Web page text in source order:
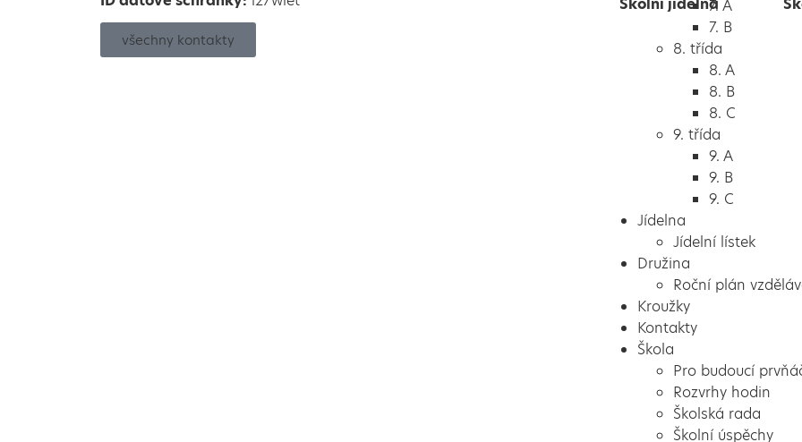
7. A
7. B
8. třída
8. A
8. B
8. C
9. třída
9. A
9. B
9. C
Jídelna
Jídelní lístek
Družina
Roční plán
Kroužky
Kontakty
Škola
Pro budoucí
Rozvrhy hodin
Školská rada
Školní úspěchy
všechny kontakty
Školní jídelna